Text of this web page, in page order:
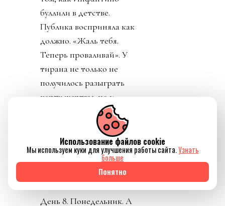
уголовным
разбирательством и
потребовала сохранять
все вещественные улики
и информацию о
заговоре.
День 7. В прессу
вбросили рассказы о
том, как Инфантино
буллили в детстве.
Публика восприняла как
должно. «Жаль тебя.
Теперь проваливай». У
Использование файлов cookie
Мы используем куки для улучшения работы сайта.Узнать
больше
Понятно